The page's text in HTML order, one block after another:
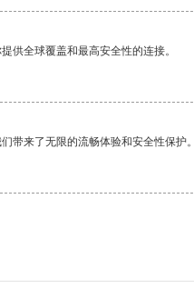
供全球覆盖和最高安全性的连接。
带来了无限的流畅体验和安全性保护